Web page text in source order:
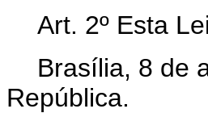
Art. 2º Esta
Brasília, 8 de
República.